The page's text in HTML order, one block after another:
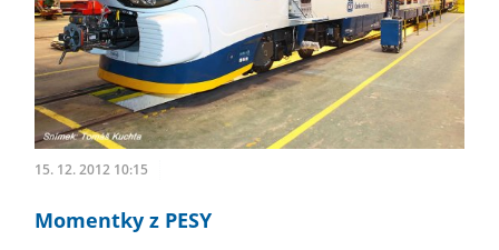
15. 12. 2012 10:15
Momentky z PESY